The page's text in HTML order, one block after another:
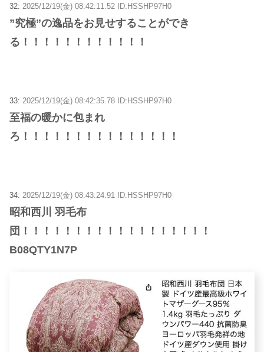
32: 2025/12/19(金) 08:42:11.52 ID:HSSHP97H0
”究極”の逸品をお見せすることができ
る！！！！！！！！！！！！
33: 2025/12/19(金) 08:42:35.78 ID:HSSHP97H0
至福の暖かに包まれ
ろ！！！！！！！！！！！！！！！
34: 2025/12/19(金) 08:43:24.91 ID:HSSHP97H0
昭和西川 羽毛布
団！！！！！！！！！！！！！！！！！！
B08QTY1N7P